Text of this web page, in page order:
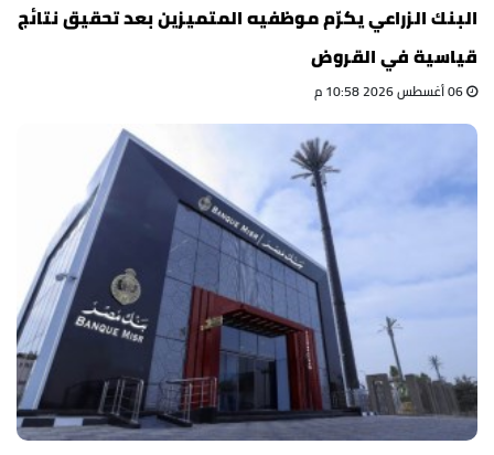
البنك الزراعي يكرّم موظفيه المتميزين بعد تحقيق نتائج
قياسية في القروض